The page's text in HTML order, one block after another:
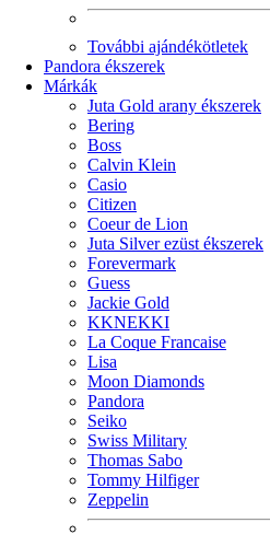
További ajándékötletek
Pandora ékszerek
Márkák
Juta Gold arany ékszerek
Bering
Boss
Calvin Klein
Casio
Citizen
Coeur de Lion
Juta Silver ezüst ékszerek
Forevermark
Guess
Jackie Gold
KKNEKKI
La Coque Francaise
Lisa
Moon Diamonds
Pandora
Seiko
Swiss Military
Thomas Sabo
Tommy Hilfiger
Zeppelin